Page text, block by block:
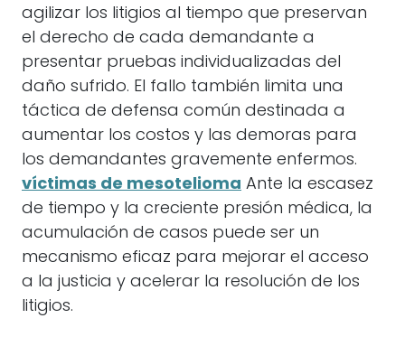
agilizar los litigios al tiempo que preservan
el derecho de cada demandante a
presentar pruebas individualizadas del
daño sufrido. El fallo también limita una
táctica de defensa común destinada a
aumentar los costos y las demoras para
los demandantes gravemente enfermos.
víctimas de mesotelioma Ante la escasez
de tiempo y la creciente presión médica, la
acumulación de casos puede ser un
mecanismo eficaz para mejorar el acceso
a la justicia y acelerar la resolución de los
litigios.